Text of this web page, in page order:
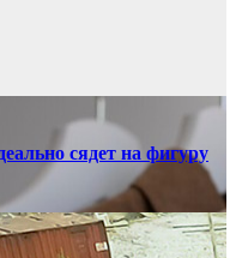
сядет на фигуру